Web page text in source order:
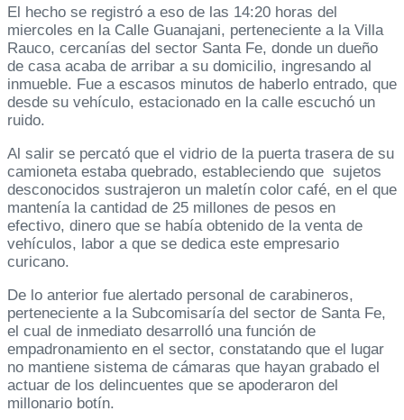
El hecho se registró a eso de las 14:20 horas del
miercoles en la Calle Guanajani, perteneciente a la Villa
Rauco, cercanías del sector Santa Fe, donde un dueño
de casa acaba de arribar a su domicilio, ingresando al
inmueble. Fue a escasos minutos de haberlo entrado, que
desde su vehículo, estacionado en la calle escuchó un
ruido.
Al salir se percató que el vidrio de la puerta trasera de su
camioneta estaba quebrado, estableciendo que sujetos
desconocidos sustrajeron un maletín color café, en el que
mantenía la cantidad de 25 millones de pesos en
efectivo, dinero que se había obtenido de la venta de
vehículos, labor a que se dedica este empresario
curicano.
De lo anterior fue alertado personal de carabineros,
perteneciente a la Subcomisaría del sector de Santa Fe,
el cual de inmediato desarrolló una función de
empadronamiento en el sector, constatando que el lugar
no mantiene sistema de cámaras que hayan grabado el
actuar de los delincuentes que se apoderaron del
millonario botín.